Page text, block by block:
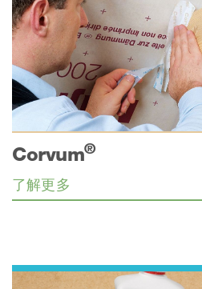
Corvum®
了解更多